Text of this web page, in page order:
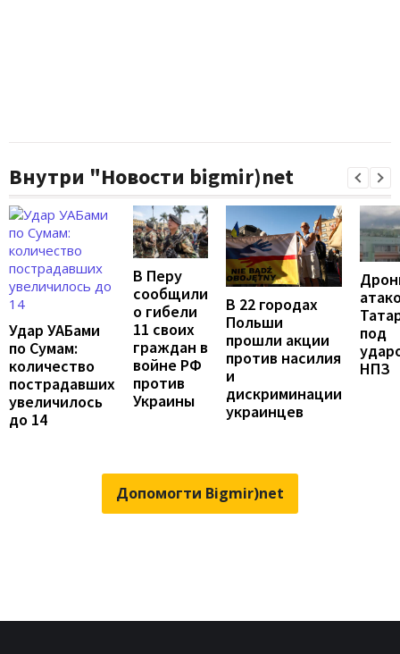
Внутри "Новости bigmir)net
Удар УАБами
по Сумам:
количество
пострадавших
увеличилось
до 14
В Перу
сообщили
о гибели
11 своих
граждан в
войне РФ
против
Украины
В 22 городах
Польши
прошли акции
против насилия
и
дискриминации
украинцев
под
НПЗ
Допомогти Bigmir)net